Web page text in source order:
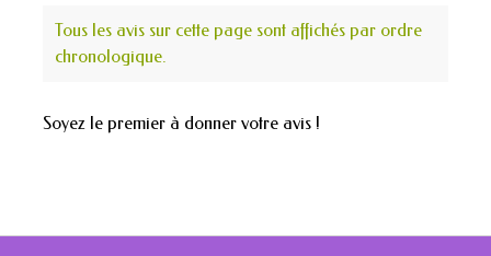
Tous les avis sur cette page sont affichés par ordre
chronologique.
Soyez le premier à donner votre avis !